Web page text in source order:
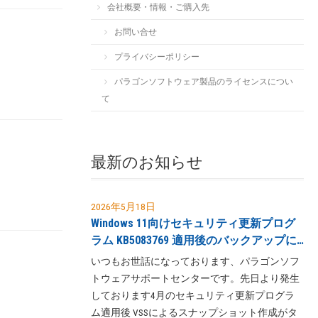
会社概要・情報・ご購入先
お問い合せ
プライバシーポリシー
パラゴンソフトウェア製品のライセンスについ
て
最新のお知らせ
2026年5月18日
Windows 11向けセキュリティ更新プログ
ラム KB5083769 適用後のバックアップに
関する不具合について (続報)
いつもお世話になっております、パラゴンソフ
トウェアサポートセンターです。先日より発生
しております4月のセキュリティ更新プログラ
ム適用後 VSSによるスナップショット作成がタ